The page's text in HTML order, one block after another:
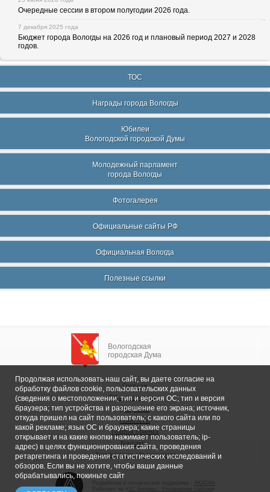
Очередные сессии в втором полугодии 2026 года.
7 декабря 2025 года
Бюджет города Вологды на 2026 год и плановый период 2027 и 2028
годов.
ТОС
Награды города Вологды
Юбилеи
Вологодской городской Думы
Молодежный парламент
города Вологды
Фотогалерея
Официальные сайты РФ
Официальная Вологда
Полезные ссылки
Вологодская
городская Дума
Главная
Общие сведения
Депутаты
Комитеты
График приема
Контакты
Депутатские объединения
1С-Битрикс: Управление сайтом
Продолжая использовать наш сайт, вы даете согласие на
обработку файлов cookie, пользовательских данных
(сведения о местоположении; тип и версия ОС; тип и версия
браузера; тип устройства и разрешение его экрана; источник,
откуда пришел на сайт пользователь; с какого сайта или по
какой рекламе; язык ОС и браузера; какие страницы
открывает и на какие кнопки нажимает пользователь; ip-
адрес) в целях функционирования сайта, проведения
ретаргетинга и проведения статистических исследований и
обзоров. Если вы не хотите, чтобы ваши данные
обрабатывались, покиньте сайт